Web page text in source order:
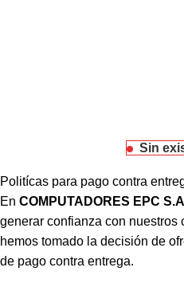
Sin
Politícas para pago contra
En COMPUTADORES EPC
generar confianza con nuestros
hemos tomado la decisión de
de pago contra entrega.